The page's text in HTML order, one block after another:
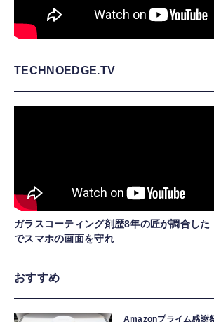
TECHNOEDGE.TV
ガラスコーティング剤歴8年の匠が調合した
でスマホの画面を守れ
おすすめ
Amazonプライム感謝